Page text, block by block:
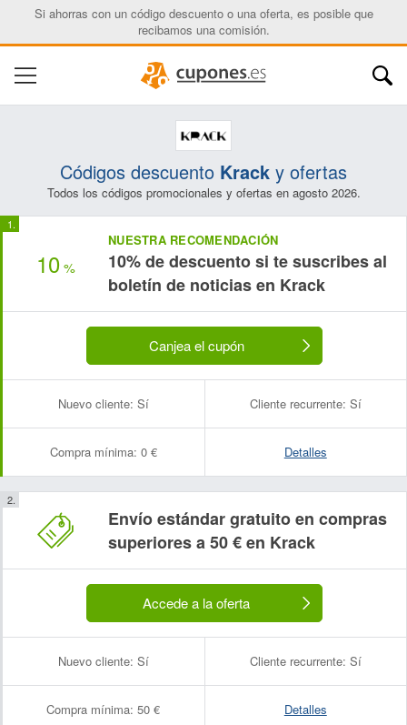
Si ahorras con un código descuento o una oferta, es posible que
recibamos una comisión.
Códigos descuento Krack y ofertas
Todos los códigos promocionales y ofertas en agosto 2026.
10 %
NUESTRA RECOMENDACIÓN
10% de descuento si te suscribes al
boletín de noticias en Krack
Canjea el cupón
Nuevo cliente: Sí Cliente recurrente: Sí
Compra mínima: 0 € Detalles
Envío estándar gratuito en compras
superiores a 50 € en Krack
Accede a la oferta
Nuevo cliente: Sí Cliente recurrente: Sí
Compra mínima: 50 € Detalles